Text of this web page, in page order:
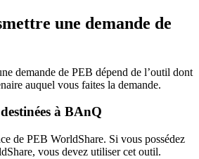
une demande de
demande de PEB dépend de l’outil dont
auquel vous faites la demande.
à BAnQ
de PEB WorldShare. Si vous possédez
vous devez utiliser cet outil.